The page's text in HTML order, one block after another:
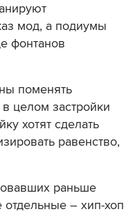
мод, а подиумы
фонтанов
поменять
целом застройки
хотят сделать
равенство,
раньше
– хип-хоп